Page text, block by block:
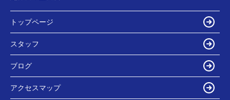
トップページ
スタッフ
ブログ
アクセスマップ